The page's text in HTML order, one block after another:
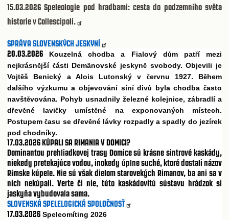
15.03.2026Speleologie pod hradbami: cesta do podzemního světa
historie v Collescipoli.
SPRÁVA SLOVENSKÝCH JESKYNÍ
20.03.2026 Kouzelná chodba a Fialový dům patří mezi
nejkrásnější části Demänovské jeskyně svobody. Objevili je
Vojtěš Benický a Alois Lutonský v červnu 1927. Během
dalšího výzkumu a objevování síní divů byla chodba často
navštěvována. Pohyb usnadnily železné kolejnice, zábradlí a
dřevěné lavičky umístěné na exponovaných místech.
Postupemčasu se dřevěné lávky rozpadly a spadly do jezírek
pod chodníky.
17.03.2026KÚPALI SA RIMANIA V DOMICI?
Dominantou prehliadkovej trasy Domice sú krásne sintrové kaskády,
niekedy pretekajúce vodou, inokedy úplne suché, ktoré dostali názov
Rímske kúpele. Nie sú však dielom starovekých Rimanov, ba ani sa v
nich nekúpali. Verte či nie, túto kaskádovitú sústavu hrádzok si
jaskyňa vybudovala sama.
SLOVENSKÁ SPELELOGICKÁ SPOLOČNOSŤ
17.03.2026 Speleomíting 2026